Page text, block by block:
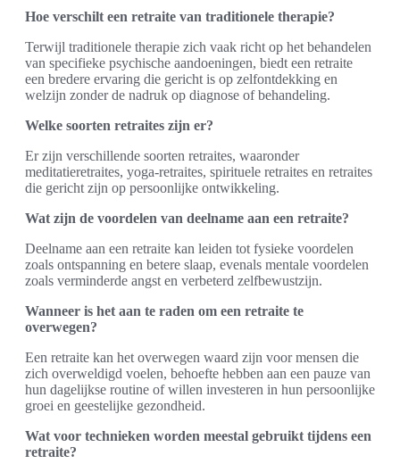
Hoe verschilt een retraite van traditionele therapie?
Terwijl traditionele therapie zich vaak richt op het behandelen
van specifieke psychische aandoeningen, biedt een retraite
een bredere ervaring die gericht is op zelfontdekking en
welzijn zonder de nadruk op diagnose of behandeling.
Welke soorten retraites zijn er?
Er zijn verschillende soorten retraites, waaronder
meditatieretraites, yoga-retraites, spirituele retraites en retraites
die gericht zijn op persoonlijke ontwikkeling.
Wat zijn de voordelen van deelname aan een retraite?
Deelname aan een retraite kan leiden tot fysieke voordelen
zoals ontspanning en betere slaap, evenals mentale voordelen
zoals verminderde angst en verbeterd zelfbewustzijn.
Wanneer is het aan te raden om een retraite te
overwegen?
Een retraite kan het overwegen waard zijn voor mensen die
zich overweldigd voelen, behoefte hebben aan een pauze van
hun dagelijkse routine of willen investeren in hun persoonlijke
groei en geestelijke gezondheid.
Wat voor technieken worden meestal gebruikt tijdens een
retraite?